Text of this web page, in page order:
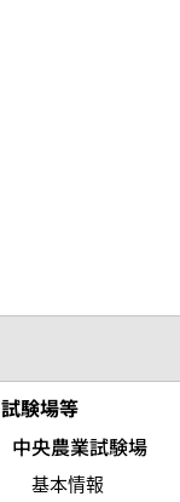
試験場等
中央農業試験場
基本情報